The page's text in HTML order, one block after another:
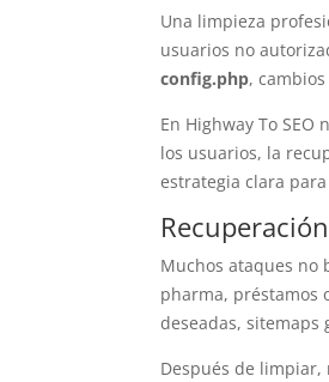
Una limpieza
usuarios no
config.php,
En Highway To
los usuarios, la
estrategia clara
Muchos ataques no
pharma, préstamos
deseadas, sitemaps
Después de limpiar,